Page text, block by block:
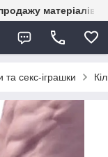
матеріалів
та секс-іграшки